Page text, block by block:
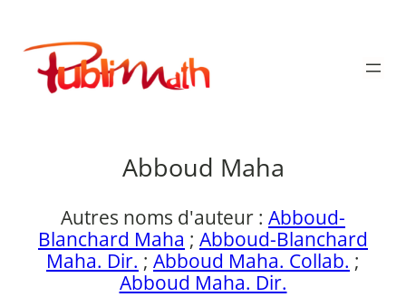
contenu
Publimath
Abboud Maha
Autres noms d'auteur : Abboud-
Blanchard Maha ; Abboud-Blanchard
Maha. Dir. ; Abboud Maha. Collab. ;
Abboud Maha. Dir.